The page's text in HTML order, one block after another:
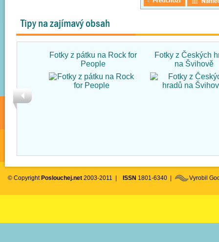
Tipy na zajímavý obsah
Fotky z pátku na Rock for
People
Fotky z Českých
na Švihově
© Copyright Poslouchej.net 2003-2011 | ISSN 1801-6340 | Vyrobil